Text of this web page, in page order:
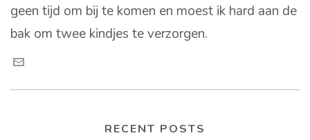
geen tijd om bij te komen en moest ik hard aan de
bak om twee kindjes te verzorgen.
RECENT POSTS